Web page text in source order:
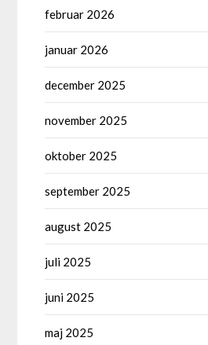
februar 2026
januar 2026
december 2025
november 2025
oktober 2025
september 2025
august 2025
juli 2025
juni 2025
maj 2025